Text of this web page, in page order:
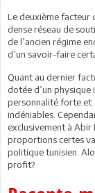
Le deuxième facteur
dense réseau de
de l’ancien régime
d’un savoir-faire
Quant au dernier
dotée d’un
personnalité forte et
indéniables.
exclusivement à
proportions certes
politique tunisien.
profit?